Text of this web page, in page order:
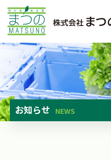
お知らせ NEWS
ホーム
事業紹介
会社紹介
お問い合わせ